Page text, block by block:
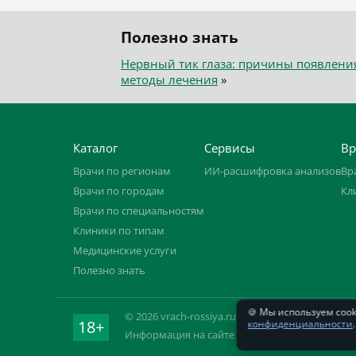
Полезно знать
Нервный тик глаза: причины
методы лечения »
Каталог
Врачи по регионам
Врачи по городам
Врачи по специальностям
Клиники по типам
Медицинские услуги
Полезно знать
Сервисы
ИИ-расшифровка анализов
18+ © 2026 vrach-rossiya.ru. ИП Овчинников С. Н.,
Информация на сайте не заменяет приём
🍪 Мы используем
конфиденциальности.